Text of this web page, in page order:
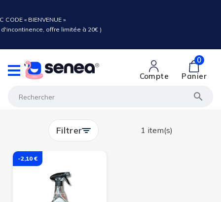
CODE « BIENVENUE »
offre limitée à 20€ )

Compte
0
Panier
Filtrer 1 item(s)
-2,10 €